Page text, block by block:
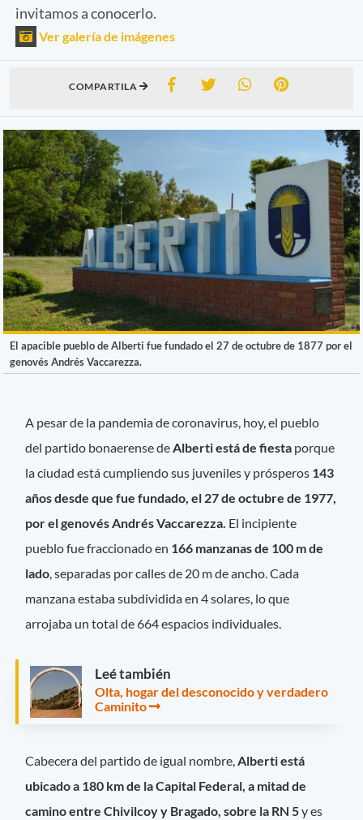
invitamos a conocerlo.
Ver galería de imágenes
COMPARTILA
El apacible pueblo de Alberti fue fundado el 27 de octubre de 1877 por el
genovés Andrés Vaccarezza.
A pesar de la pandemia de coronavirus, hoy, el pueblo
del partido bonaerense de Alberti está de fiesta porque
la ciudad está cumpliendo sus juveniles y prósperos 143
años desde que fue fundado, el 27 de octubre de 1977,
por el genovés Andrés Vaccarezza. El incipiente
pueblo fue fraccionado en 166 manzanas de 100 m de
lado , separadas por calles de 20 m de ancho. Cada
manzana estaba subdividida en 4 solares, lo que
arrojaba un total de 664 espacios individuales.
Leé también
Olta, hogar del desconocido y verdadero
Caminito
Cabecera del partido de igual nombre,Alberti está
ubicado a 180 km de la Capital Federal, a mitad de
camino entre Chivilcoy y Bragado, sobre la RN 5y es